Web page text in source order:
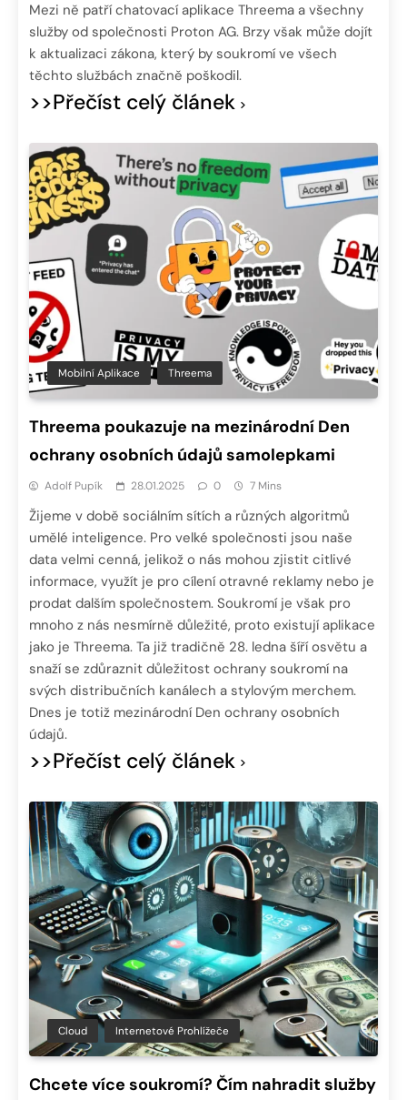
Mezi ně patří chatovací aplikace Threema a všechny
služby od společnosti Proton AG. Brzy však může dojít
k aktualizaci zákona, který by soukromí ve všech
těchto službách značně poškodil.
>>Přečíst celý článek
Mobilní Aplikace Threema
Threema poukazuje na mezinárodní Den
ochrany osobních údajů samolepkami
Adolf Pupík 28.01.2025 0 7 Mins
Žijeme v době sociálním sítích a různých algoritmů
umělé inteligence. Pro velké společnosti jsou naše
data velmi cenná, jelikož o nás mohou zjistit citlivé
informace, využít je pro cílení otravné reklamy nebo je
prodat dalším společnostem. Soukromí je však pro
mnoho z nás nesmírně důležité, proto existují aplikace
jako je Threema. Ta již tradičně 28. ledna šíří osvětu a
snaží se zdůraznit důležitost ochrany soukromí na
svých distribučních kanálech a stylovým merchem.
Dnes je totiž mezinárodní Den ochrany osobních
údajů.
>>Přečíst celý článek
Cloud Internetové Prohlížeče
Chcete více soukromí? Čím nahradit služby